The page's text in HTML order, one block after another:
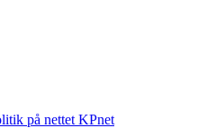
KPnet